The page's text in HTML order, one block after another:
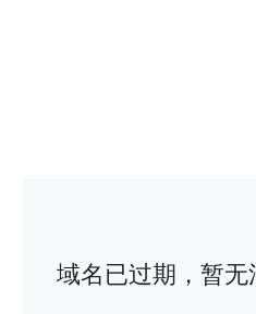
域名已过期，暂无